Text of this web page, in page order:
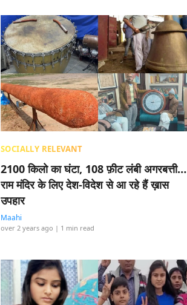
SOCIALLY RELEVANT
2100 किलो का घंटा, 108 फ़ीट लंबी अगरबत्ती…
राम मंदिर के लिए देश-विदेश से आ रहे हैं ख़ास
उपहार
Maahi
over 2 years ago | 1 min read